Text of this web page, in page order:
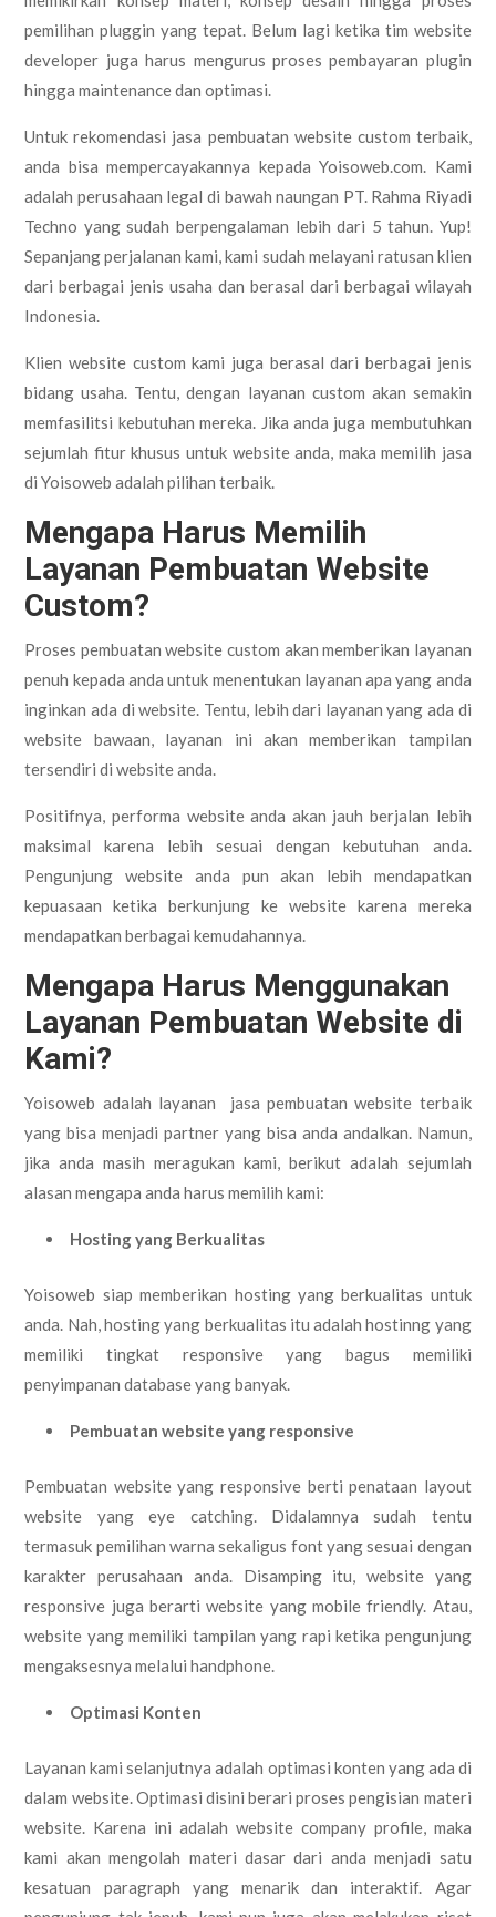
pemilihan pluggin yang tepat. Belum lagi ketika tim website
developer juga harus mengurus proses pembayaran plugin
hingga maintenance dan optimasi.
Untuk rekomendasi jasa pembuatan website custom terbaik,
anda bisa mempercayakannya kepada Yoisoweb.com. Kami
adalah perusahaan legal di bawah naungan PT. Rahma Riyadi
Techno yang sudah berpengalaman lebih dari 5 tahun. Yup!
Sepanjang perjalanan kami, kami sudah melayani ratusan klien
dari berbagai jenis usaha dan berasal dari berbagai wilayah
Indonesia.
Klien website custom kami juga berasal dari berbagai jenis
bidang usaha. Tentu, dengan layanan custom akan semakin
memfasilitsi kebutuhan mereka. Jika anda juga membutuhkan
sejumlah fitur khusus untuk website anda, maka memilih jasa
di Yoisoweb adalah pilihan terbaik.
Mengapa Harus Memilih
Layanan Pembuatan Website
Custom?
Proses pembuatan website custom akan memberikan layanan
penuh kepada anda untuk menentukan layanan apa yang anda
inginkan ada di website. Tentu, lebih dari layanan yang ada di
website bawaan, layanan ini akan memberikan tampilan
tersendiri di website anda.
Positifnya, performa website anda akan jauh berjalan lebih
maksimal karena lebih sesuai dengan kebutuhan anda.
Pengunjung website anda pun akan lebih mendapatkan
kepuasaan ketika berkunjung ke website karena mereka
mendapatkan berbagai kemudahannya.
Mengapa Harus Menggunakan
Layanan Pembuatan Website di
Kami?
Yoisoweb adalah layanan jasa pembuatan website terbaik
yang bisa menjadi partner yang bisa anda andalkan. Namun,
jika anda masih meragukan kami, berikut adalah sejumlah
alasan mengapa anda harus memilih kami:
Hosting yang Berkualitas
Yoisoweb siap memberikan hosting yang berkualitas untuk
anda. Nah, hosting yang berkualitas itu adalah hostinng yang
memiliki tingkat responsive yang bagus memiliki
penyimpanan database yang banyak.
Pembuatan website yang responsive
Pembuatan website yang responsive berti penataan layout
website yang eye catching. Didalamnya sudah tentu
termasuk pemilihan warna sekaligus font yang sesuai dengan
karakter perusahaan anda. Disamping itu, website yang
responsive juga berarti website yang mobile friendly. Atau,
website yang memiliki tampilan yang rapi ketika pengunjung
mengaksesnya melalui handphone.
Optimasi Konten
Layanan kami selanjutnya adalah optimasi konten yang ada di
dalam website. Optimasi disini berari proses pengisian materi
website. Karena ini adalah website company profile, maka
kami akan mengolah materi dasar dari anda menjadi satu
kesatuan paragraph yang menarik dan interaktif. Agar